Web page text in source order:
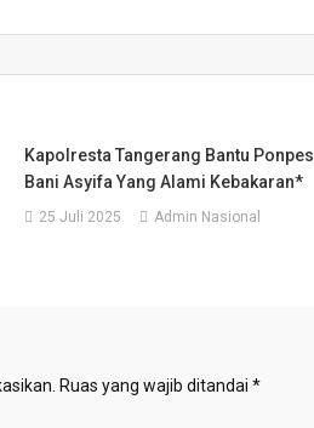
Kapolresta Tangerang Bantu Ponpes
Bani Asyifa Yang Alami Kebakaran*
25 Juli 2025 Admin Nasional
Ruas yang wajib ditandai *